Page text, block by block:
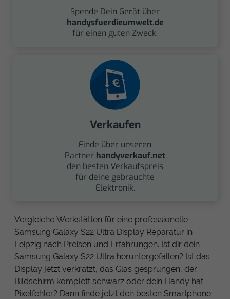
Spende Dein Gerät über
handysfuerdieumwelt.de
für einen guten Zweck.
Verkaufen
Finde über unseren
Partner handyverkauf.net
den besten Verkaufspreis
für deine gebrauchte
Elektronik.
Vergleiche Werkstätten für eine professionelle
Samsung Galaxy S22 Ultra Display Reparatur in
Leipzig nach Preisen und Erfahrungen. Ist dir dein
Samsung Galaxy S22 Ultra heruntergefallen? Ist das
Display jetzt verkratzt, das Glas gesprungen, der
Bildschirm komplett schwarz oder dein Handy hat
Pixelfehler? Dann finde jetzt den besten Smartphone-